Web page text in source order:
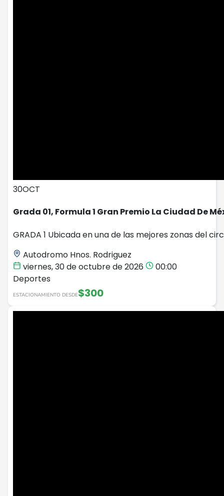
30OCT
Grada 01, Formula 1 Gran Premio La Ciudad De
GRADA 1 Ubicada en una de las mejores zonas del
Autodromo Hnos. Rodriguez
viernes, 30 de octubre de 2026
00:00
Deportes
ESTACIONAMIENTO DESDE$300